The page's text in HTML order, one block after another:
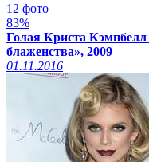
12 фото
83%
Голая Криста
блаженства», 2009
01.11.2016